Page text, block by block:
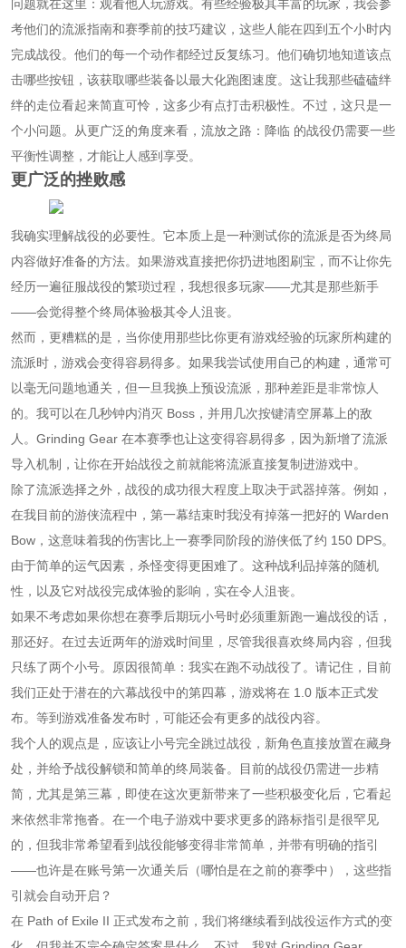
问题就在这里：观看他人玩游戏。有些经验极其丰富的玩家，我会参
考他们的流派指南和赛季前的技巧建议，这些人能在四到五个小时内
完成战役。他们的每一个动作都经过反复练习。他们确切地知道该点
击哪些按钮，该获取哪些装备以最大化跑图速度。这让我那些磕磕绊
绊的走位看起来简直可怜，这多少有点打击积极性。不过，这只是一
个小问题。从更广泛的角度来看，流放之路：降临 的战役仍需要一些
平衡性调整，才能让人感到享受。
更广泛的挫败感
我确实理解战役的必要性。它本质上是一种测试你的流派是否为终局
内容做好准备的方法。如果游戏直接把你扔进地图刷宝，而不让你先
经历一遍征服战役的繁琐过程，我想很多玩家——尤其是那些新手
——会觉得整个终局体验极其令人沮丧。
然而，更糟糕的是，当你使用那些比你更有游戏经验的玩家所构建的
流派时，游戏会变得容易得多。如果我尝试使用自己的构建，通常可
以毫无问题地通关，但一旦我换上预设流派，那种差距是非常惊人
的。我可以在几秒钟内消灭 Boss，并用几次按键清空屏幕上的敌
人。Grinding Gear 在本赛季也让这变得容易得多，因为新增了流派
导入机制，让你在开始战役之前就能将流派直接复制进游戏中。
除了流派选择之外，战役的成功很大程度上取决于武器掉落。例如，
在我目前的游侠流程中，第一幕结束时我没有掉落一把好的 Warden
Bow，这意味着我的伤害比上一赛季同阶段的游侠低了约 150 DPS。
由于简单的运气因素，杀怪变得更困难了。这种战利品掉落的随机
性，以及它对战役完成体验的影响，实在令人沮丧。
如果不考虑如果你想在赛季后期玩小号时必须重新跑一遍战役的话，
那还好。在过去近两年的游戏时间里，尽管我很喜欢终局内容，但我
只练了两个小号。原因很简单：我实在跑不动战役了。请记住，目前
我们正处于潜在的六幕战役中的第四幕，游戏将在 1.0 版本正式发
布。等到游戏准备发布时，可能还会有更多的战役内容。
我个人的观点是，应该让小号完全跳过战役，新角色直接放置在藏身
处，并给予战役解锁和简单的终局装备。目前的战役仍需进一步精
简，尤其是第三幕，即使在这次更新带来了一些积极变化后，它看起
来依然非常拖沓。在一个电子游戏中要求更多的路标指引是很罕见
的，但我非常希望看到战役能够变得非常简单，并带有明确的指引
——也许是在账号第一次通关后（哪怕是在之前的赛季中），这些指
引就会自动开启？
在 Path of Exile II 正式发布之前，我们将继续看到战役运作方式的变